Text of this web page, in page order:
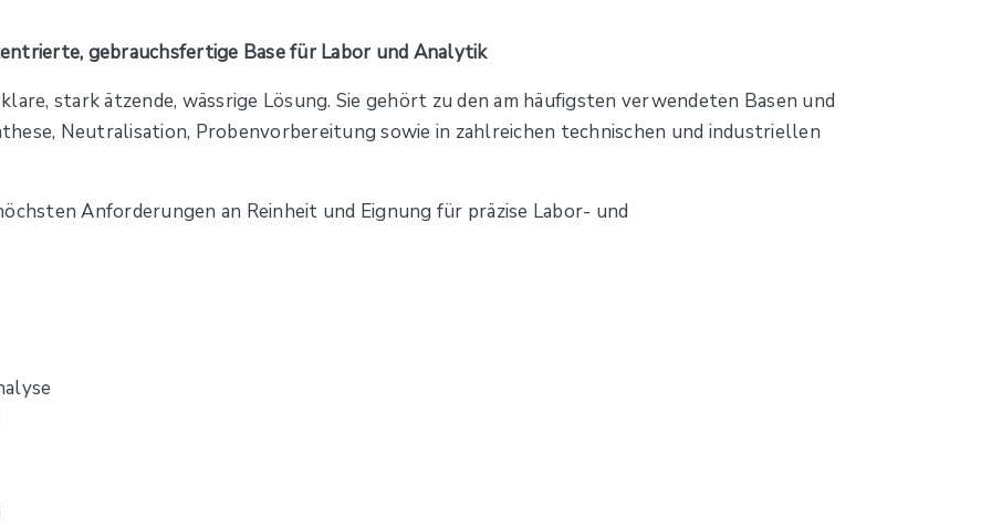
gebrauchsfertige Base für Labor und Analytik
stark ätzende, wässrige Lösung. Sie gehört zu den am häufigsten verwendeten Basen und
Neutralisation, Probenvorbereitung sowie in zahlreichen technischen und industriellen
Anforderungen an Reinheit und Eignung für präzise Labor- und